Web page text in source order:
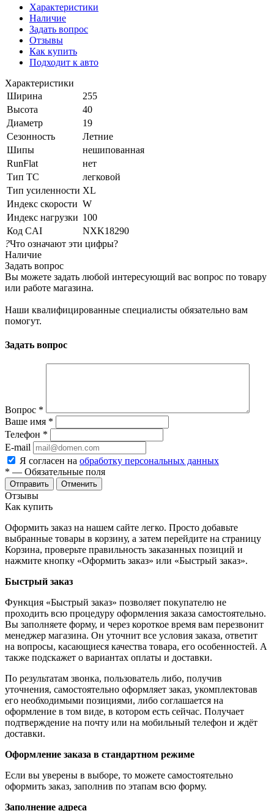
Характеристики
Наличие
Задать вопрос
Отзывы
Как купить
Подходит к авто
Характеристики
Ширина
255
Высота
40
Диаметр
19
Сезонность
Летние
Шипы
нешипованная
RunFlat
нет
Тип ТС
легковой
Тип усиленности XL
Индекс скорости W
Индекс нагрузки 100
Код CAI
NXK18290
?Что означают эти цифры?
Наличие
Задать вопрос
Вы можете задать любой интересующий вас вопрос по товару
или работе магазина.
Наши квалифицированные специалисты обязательно вам
помогут.
Задать вопрос
Вопрос *
Ваше имя *
Телефон *
E-mail
Я согласен на обработку персональных данных
* — Обязательные поля
Отменить
Отзывы
Как купить
Оформить заказ на нашем сайте легко. Просто добавьте
выбранные товары в корзину, а затем перейдите на страницу
Корзина, проверьте правильность заказанных позиций и
нажмите кнопку «Оформить заказ» или «Быстрый заказ».
Быстрый заказ
Функция «Быстрый заказ» позволяет покупателю не
проходить всю процедуру оформления заказа самостоятельно.
Вы заполняете форму, и через короткое время вам перезвонит
менеджер магазина. Он уточнит все условия заказа, ответит
на вопросы, касающиеся качества товара, его особенностей. А
также подскажет о вариантах оплаты и доставки.
По результатам звонка, пользователь либо, получив
уточнения, самостоятельно оформляет заказ, укомплектовав
его необходимыми позициями, либо соглашается на
оформление в том виде, в котором есть сейчас. Получает
подтверждение на почту или на мобильный телефон и ждёт
доставки.
Оформление заказа в стандартном режиме
Если вы уверены в выборе, то можете самостоятельно
оформить заказ, заполнив по этапам всю форму.
Заполнение адреса